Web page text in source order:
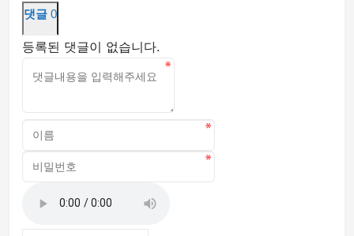
댓글 0
등록된 댓글이 없습니다.